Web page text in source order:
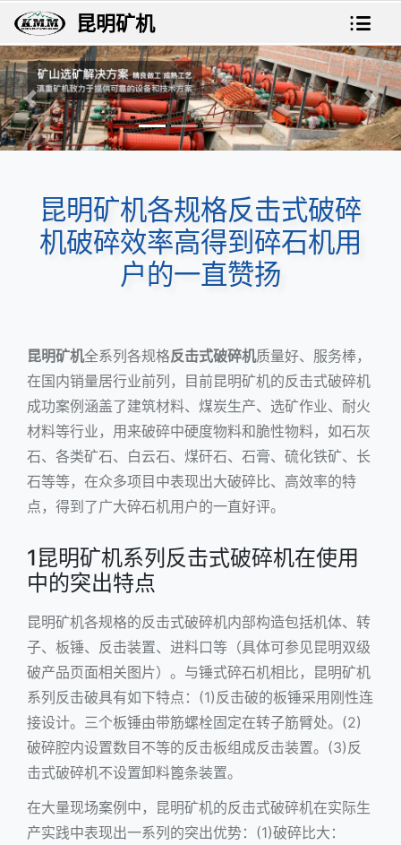
昆明矿机
上一张 下
昆明矿机各规格反击式破碎
机破碎效率高得到碎石机用
户的一直赞扬
昆明矿机全系列各规格反击式破碎机质量好、服务棒，
在国内销量居行业前列，目前昆明矿机的反击式破碎机
成功案例涵盖了建筑材料、煤炭生产、选矿作业、耐火
材料等行业，用来破碎中硬度物料和脆性物料，如石灰
石、各类矿石、白云石、煤矸石、石膏、硫化铁矿、长
石等等，在众多项目中表现出大破碎比、高效率的特
点，得到了广大碎石机用户的一直好评。
1昆明矿机系列反击式破碎机在使用
中的突出特点
昆明矿机各规格的反击式破碎机内部构造包括机体、转
子、板锤、反击装置、进料口等（具体可参见昆明双级
破产品页面相关图片）。与锤式碎石机相比，昆明矿机
系列反击破具有如下特点：(1)反击破的板锤采用刚性连
接设计。三个板锤由带筋螺栓固定在转子筋臂处。(2)
破碎腔内设置数目不等的反击板组成反击装置。(3)反
击式破碎机不设置卸料篦条装置。
在大量现场案例中，昆明矿机的反击式破碎机在实际生
产实践中表现出一系列的突出优势：(1)破碎比大：